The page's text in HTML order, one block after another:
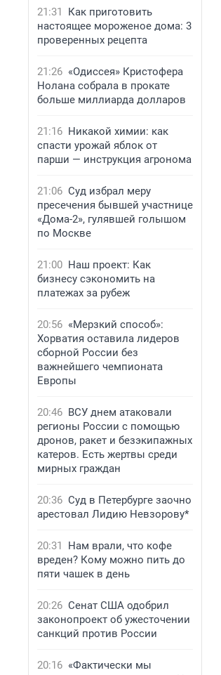
21:31
Как приготовить
настоящее мороженое дома: 3
проверенных рецепта
21:26 «Одиссея» Кристофера
Нолана собрала в прокате
больше миллиарда долларов
21:16 Никакой химии: как
спасти урожай яблок от
парши — инструкция агронома
21:06 Суд избрал меру
пресечения бывшей участнице
«Дома-2», гулявшей голышом
по Москве
21:00 Наш проект: Как
бизнесу сэкономить на
платежах за рубеж
20:56 «Мерзкий способ»:
Хорватия оставила лидеров
сборной России без
важнейшего чемпионата
Европы
20:46 ВСУ днем атаковали
регионы России с помощью
дронов, ракет и безэкипажных
катеров. Есть жертвы среди
мирных граждан
20:36 Суд в Петербурге заочно
арестовал Лидию Невзорову*
20:31
Нам врали, что кофе
вреден? Кому можно пить до
пяти чашек в день
20:26 Сенат США одобрил
законопроект об ужесточении
санкций против России
20:16 «Фактически мы